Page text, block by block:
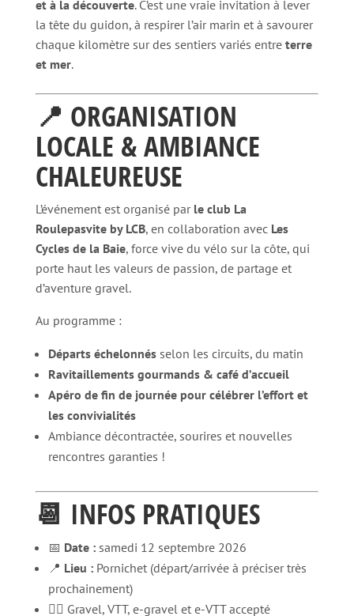
et à la découverte. C’est une vraie invitation à lever
la tête du guidon, à respirer l’air marin et à savourer
chaque kilomètre sur des sentiers variés entre terre
et mer.
📍 ORGANISATION
LOCALE & AMBIANCE
CHALEUREUSE
L’événement est organisé par le club La
Roulepasvite by LCB, en collaboration avec Les
Cycles de la Baie, force vive du vélo sur la côte, qui
porte haut les valeurs de passion, de partage et
d’aventure gravel.
Au programme :
Départs échelonnésselon les circuits, du matin
Ravitaillements gourmands & café d’accueil
Apéro de fin de journée pour célébrer l’effort et
les convivialités
Ambiance décontractée, sourires et nouvelles
rencontres garanties !
📆 INFOS PRATIQUES
📅 Date :samedi 12 septembre 2026
📍 Lieu :Pornichet (départ/arrivée à préciser très
prochainement)
🚴‍♀️ Gravel, VTT, e-gravel et e-VTT accepté